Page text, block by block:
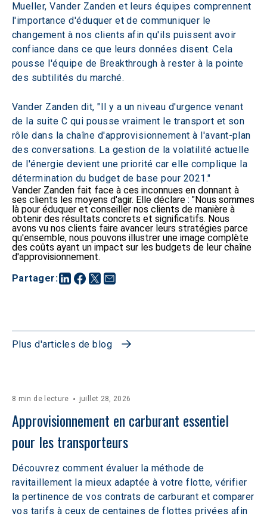
Partager:
Mueller, Vander Zanden et leurs équipes comprennent
l'importance d'éduquer et de communiquer le
changement à nos clients afin qu'ils puissent avoir
confiance dans ce que leurs données disent. Cela
pousse l'équipe de Breakthrough à rester à la pointe
des subtilités du marché.
Vander Zanden dit, "Il y a un niveau d'urgence venant
de la suite C qui pousse vraiment le transport et son
rôle dans la chaîne d'approvisionnement à l'avant-plan
des conversations. La gestion de la volatilité actuelle
de l'énergie devient une priorité car elle complique la
détermination du budget de base pour 2021."
Vander Zanden fait face à ces inconnues en donnant à
ses clients les moyens d'agir. Elle déclare : "Nous sommes
là pour éduquer et conseiller nos clients de manière à
obtenir des résultats concrets et significatifs. Nous
avons vu nos clients faire avancer leurs stratégies parce
qu'ensemble, nous pouvons illustrer une image complète
des coûts ayant un impact sur les budgets de leur chaîne
d'approvisionnement.
Plus d'articles de blog
8 min de lecture juillet 28, 2026
Approvisionnement en carburant essentiel
pour les transporteurs
Découvrez comment évaluer la méthode de
ravitaillement la mieux adaptée à votre flotte, vérifier
la pertinence de vos contrats de carburant et comparer
vos tarifs à ceux de centaines de flottes privées afin